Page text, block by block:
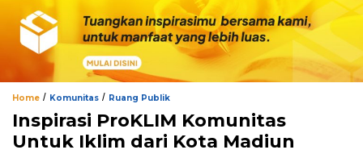
Home / Komunitas / Ruang Publik
Inspirasi ProKLIM Komunitas
Untuk Iklim dari Kota Madiun